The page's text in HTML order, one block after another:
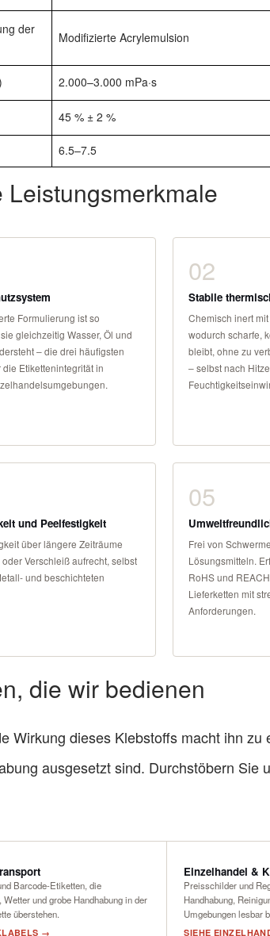
der
Modifizierte Acrylemulsion
2.000–3.000 mPa·s
45 % ± 2 %
6.5–7.5
Leistungsmerkmale
Formulierung ist so
gleichzeitig Wasser, Öl und
– die drei häufigsten
Etikettenintegrität in
02
Stabile
Chemisch inert
wodurch scharfe,
bleibt, ohne zu
– selbst nach
und Peelfestigkeit
über längere Zeiträume
Verschleiß aufrecht, selbst
und beschichteten
05
Frei von
Lösungsmitteln.
RoHS und
Lieferketten mit
Anforderungen.
die wir bedienen
Wirkung dieses Klebstoffs macht ihn
ausgesetzt sind. Durchstöbern Sie
Barcode-Etiketten, die
und grobe Handhabung in der
überstehen.
→
Einzelhandel &
Preisschilder und
Handhabung,
Umgebungen lesbar
SIEHE